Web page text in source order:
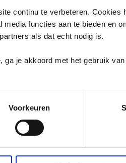
continu te verbeteren. Cookies
functies aan te bieden en
als dat echt nodig is.
ga je akkoord met het gebruik
Voorkeuren
HOORT
makkelijk en goed kunt
toekomst.